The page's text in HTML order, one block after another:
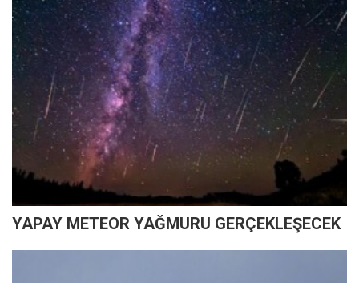
YAPAY METEOR YAĞMURU GERÇEKLEŞECEK